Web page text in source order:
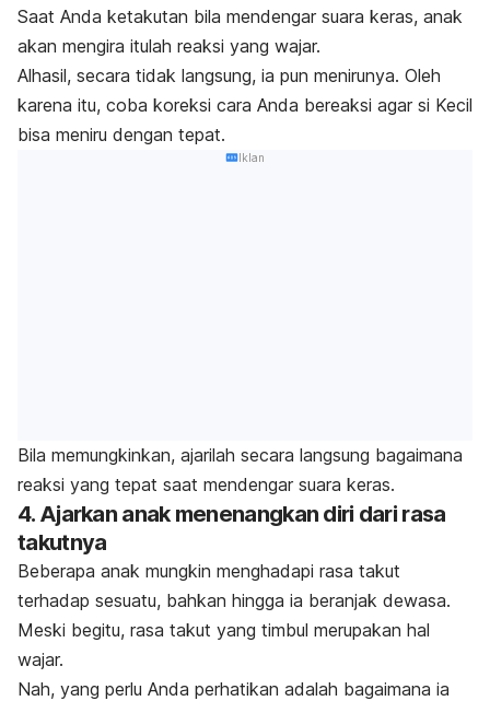
Saat Anda ketakutan bila mendengar suara keras, anak
akan mengira itulah reaksi yang wajar.
Alhasil, secara tidak langsung, ia pun menirunya. Oleh
karena itu, coba koreksi cara Anda bereaksi agar si Kecil
bisa meniru dengan tepat.
Iklan
Bila memungkinkan, ajarilah secara langsung bagaimana
reaksi yang tepat saat mendengar suara keras.
4. Ajarkan anak menenangkan diri dari rasa
takutnya
Beberapa anak mungkin menghadapi rasa takut
terhadap sesuatu, bahkan hingga ia beranjak dewasa.
Meski begitu, rasa takut yang timbul merupakan hal
wajar.
Nah, yang perlu Anda perhatikan adalah bagaimana ia